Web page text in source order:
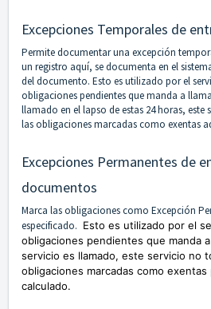
Excepciones Temporales de
Permite documentar una excepción
un registro aquí, se documenta en el
del documento. Esto es utilizado por el
obligaciones pendientes que manda a
llamado en el lapso de estas 24 horas,
las obligaciones marcadas como exentas
Excepciones Permanentes de
documentos
Marca las obligaciones como Excepción
especificado. Esto es utilizado por el
obligaciones pendientes que manda
servicio es llamado, este servicio no
obligaciones marcadas como exentas
calculado.